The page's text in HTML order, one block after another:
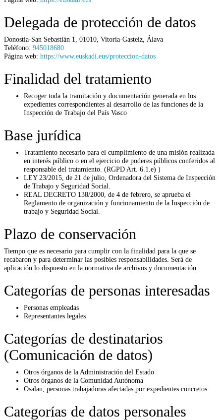
Delegada de protección de datos
Donostia-San Sebastián 1 01010 Vitoria-Gasteiz Álava
Teléfono: 945018680
Página web: https://www.euskadi.eus/proteccion-datos
Finalidad del tratamiento
Recoger toda la tramitación y documentación generada en los
expedientes correspondientes al desarrollo de las funciones de la
Inspección de Trabajo del País Vasco
Base jurídica
Tratamiento necesario para el cumplimiento de una misión realizada
en interés público o en el ejercicio de poderes públicos conferidos al
responsable del tratamiento. (RGPD Art. 6.1.e) )
LEY 23/2015, de 21 de julio, Ordenadora del Sistema de Inspección
de Trabajo y Seguridad Social.
REAL DECRETO 138/2000, de 4 de febrero, se aprueba el
Reglamento de organización y funcionamiento de la Inspección de
trabajo y Seguridad Social.
Plazo de conservación
Tiempo que es necesario para cumplir con la finalidad para la que se
recabaron y para determinar las posibles responsabilidades. Será de
aplicación lo dispuesto en la normativa de archivos y documentación.
Categorías de personas interesadas
Personas empleadas
Representantes legales
Categorías de destinatarios
(Comunicación de datos)
Otros órganos de la Administración del Estado
Otros órganos de la Comunidad Autónoma
Osalan, personas trabajadoras afectadas por expedientes concretos
Categorías de datos personales